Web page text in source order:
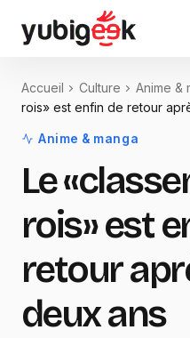
Accueil Culture Anime &
rois» est enfin de retour
Anime & manga
Le
rois» est
retour
deux ans